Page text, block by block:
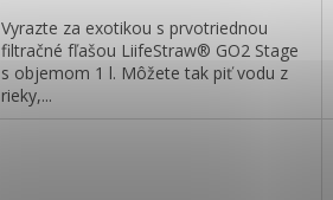
Vyrazte za exotikou s prvotriednou
filtračné fľašou LiifeStraw® GO2 Stage
s objemom 1 l. Môžete tak piť vodu z
rieky,...